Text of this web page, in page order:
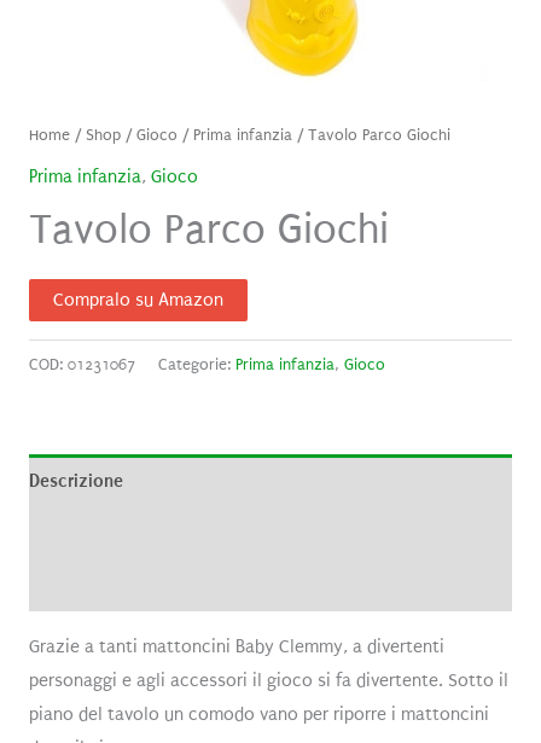
Home/ Shop/Gioco / Prima infanzia/ Tavolo Parco Giochi
Prima infanzia, Gioco
Tavolo Parco Giochi
Compralo su Amazon
COD: 01231067 Categorie: Prima infanzia, Gioco
Descrizione
Grazie a tanti mattoncini Baby Clemmy, a divertenti
personaggi e agli accessori il gioco si fa divertente. Sotto il
piano del tavolo un comodo vano per riporre i mattoncini